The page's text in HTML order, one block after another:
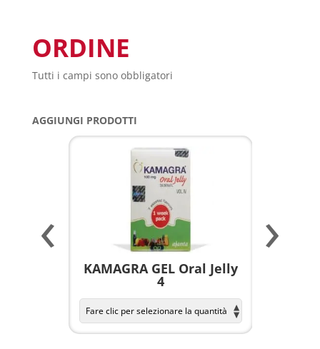
ORDINE
Tutti i campi sono obbligatori
AGGIUNGI PRODOTTI
KAMAGRA GEL Oral Jelly
4
‹ ›